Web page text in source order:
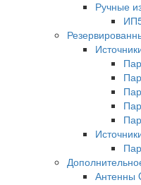
Ручные
Антенны